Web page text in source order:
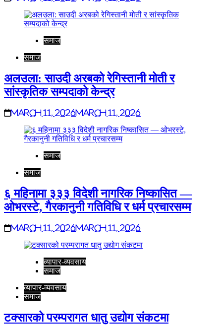
समाज
समाज
अलउला: साउदी अरबको रेगिस्तानी मोती र
सांस्कृतिक सम्पदाको केन्द्र
March 11, 2026March 11, 2026
समाज
समाज
६ महिनामा ३३३ विदेशी नागरिक निष्कासित —
ओभरस्टे, गैरकानुनी गतिविधि र धर्म प्रचारसम्म
March 11, 2026March 11, 2026
व्यापार-व्यवसाय
समाज
व्यापार-व्यवसाय
समाज
टक्सारको परम्परागत धातु उद्योग संकटमा